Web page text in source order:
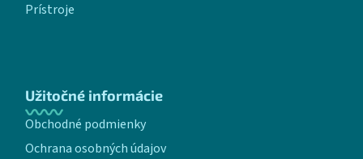
Prístroje
Užitočné informácie
Obchodné podmienky
Ochrana osobných údajov